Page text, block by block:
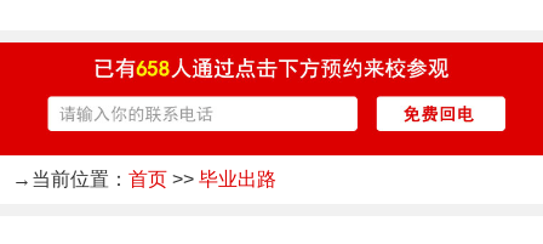
→当前位置： 首页 >> 毕业出路